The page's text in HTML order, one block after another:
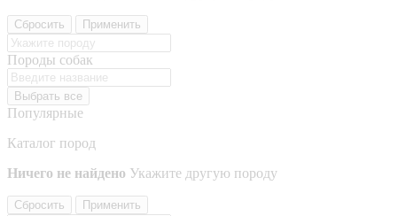
Сбросить Применить
Породы собак
Выбрать все
Популярные
Каталог пород
Ничего не найдено Укажите другую породу
Сбросить Применить